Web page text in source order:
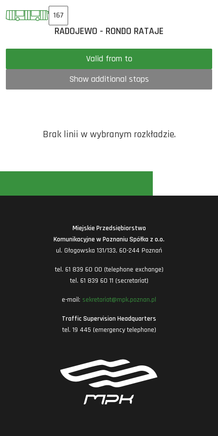
167
RADOJEWO - RONDO RATAJE
Valid from to
Show additional stops
Brak linii w wybranym rozkładzie.
Miejskie Przedsiębiorstwo
Komunikacyjne w Poznaniu Spółka z o.o.
ul. Głogowska 131/133, 60-244 Poznań
tel. 61 839 60 00 (telephone exchange)
tel. 61 839 60 11 (secretariat)
e-mail: sekretariat@mpk.poznan.pl
Traffic Supervision Headquarters
tel. 19 445 (emergency telephone)